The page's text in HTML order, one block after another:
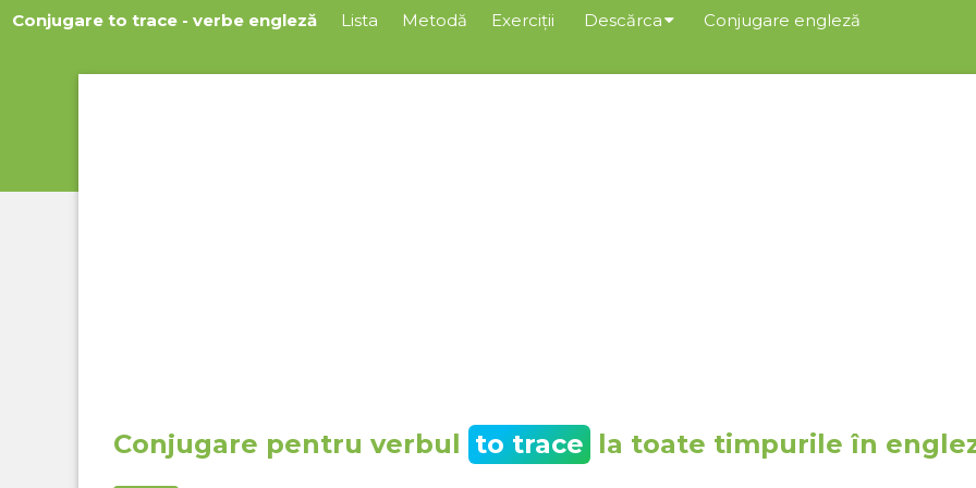
Conjugare to trace - verbe engleză Lista Metodă Exerciții Descărca Conjugare engleză
Conjugare pentru verbul to trace la toate timpurile în